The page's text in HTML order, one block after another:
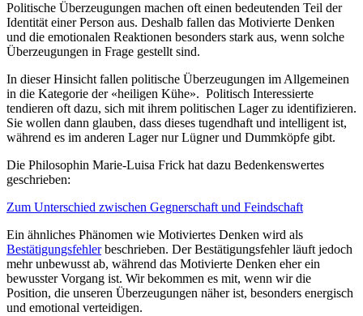
Politische Überzeugungen machen oft einen bedeutenden Teil der
Identität einer Person aus. Deshalb fallen das Motivierte Denken
und die emotionalen Reaktionen besonders stark aus, wenn solche
Überzeugungen in Frage gestellt sind.
In dieser Hinsicht fallen politische Überzeugungen im Allgemeinen
in die Kategorie der «heiligen Kühe». Politisch Interessierte
tendieren oft dazu, sich mit ihrem politischen Lager zu identifizieren.
Sie wollen dann glauben, dass dieses tugendhaft und intelligent ist,
während es im anderen Lager nur Lügner und Dummköpfe gibt.
Die Philosophin Marie-Luisa Frick hat dazu Bedenkenswertes
geschrieben:
Zum Unterschied zwischen Gegnerschaft und Feindschaft
Ein ähnliches Phänomen wie Motiviertes Denken wird als
Bestätigungsfehlerbeschrieben. Der Bestätigungsfehler läuft jedoch
mehr unbewusst ab, während das Motivierte Denken eher ein
bewusster Vorgang ist. Wir bekommen es mit, wenn wir die
Position, die unseren Überzeugungen näher ist, besonders energisch
und emotional verteidigen.